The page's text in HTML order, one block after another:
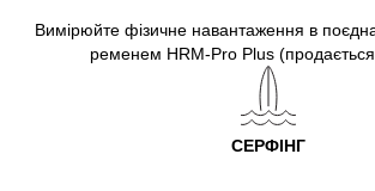
Вимірюйте фізичне навантаження в
ременем HRM-Pro Plus
СЕРФІНГ